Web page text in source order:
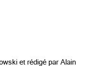
et rédigé par Alain